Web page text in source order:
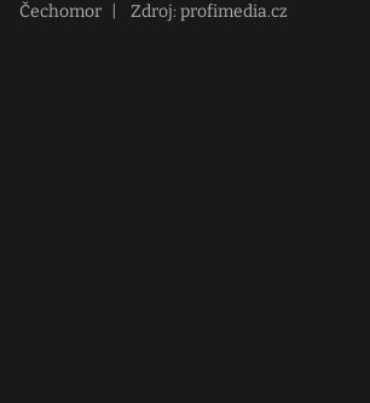
Čechomor Zdroj: profimedia.cz